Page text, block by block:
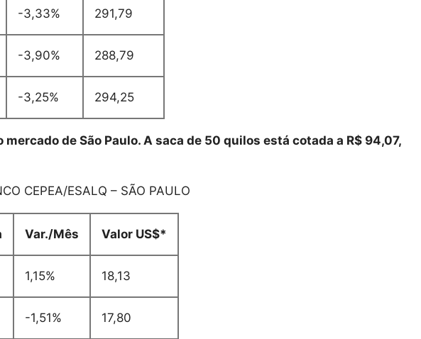
-3,33% 291,79
-3,90% 288,79
-3,25% 294,25
de São Paulo. A saca de 50 quilos está cotada a R$ 94,07,
CEPEA/ESALQ – SÃO PAULO
Var./Mês Valor US$*
1,15% 18,13
-1,51% 17,80